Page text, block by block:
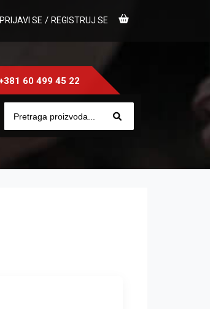
PRIJAVI SE / REGISTRUJ SE
60 499 45 22